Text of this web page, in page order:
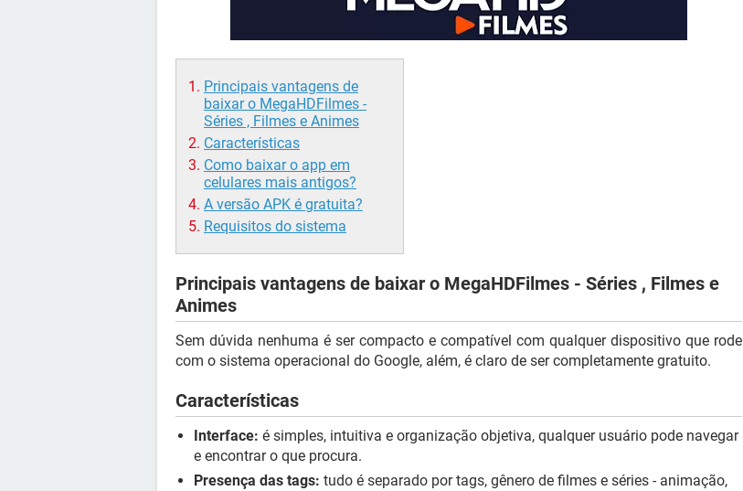
Principais vantagens de
baixar o MegaHDFilmes -
Séries , Filmes e Animes
Características
Como baixar o app em
celulares mais antigos?
A versão APK é gratuita?
Requisitos do sistema
Principais vantagens de baixar o MegaHDFilmes - Séries , Filmes e
Animes
Sem dúvida nenhuma é ser compacto e compatível com qualquer dispositivo que rode
com o sistema operacional do Google, além, é claro de ser completamente gratuito.
Características
Interface: é simples, intuitiva e organização objetiva, qualquer usuário pode navegar
e encontrar o que procura.
Presença das tags: tudo é separado por tags, gênero de filmes e séries - animação,